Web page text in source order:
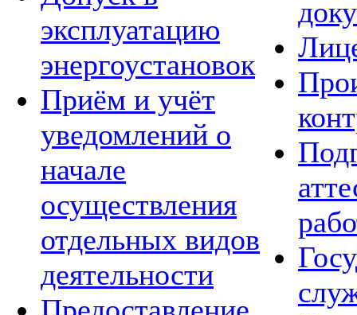
эксплуатацию
энергоустановок
Приём и учёт
уведомлений о
начале
осуществления
отдельных видов
деятельности